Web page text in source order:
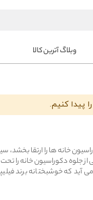
وبلاگ آترین کالا
پیدا کنیم.
خانه ها را ارتقا
جلوه دکوراسیون خانه را
آید که خوشبختانه برند